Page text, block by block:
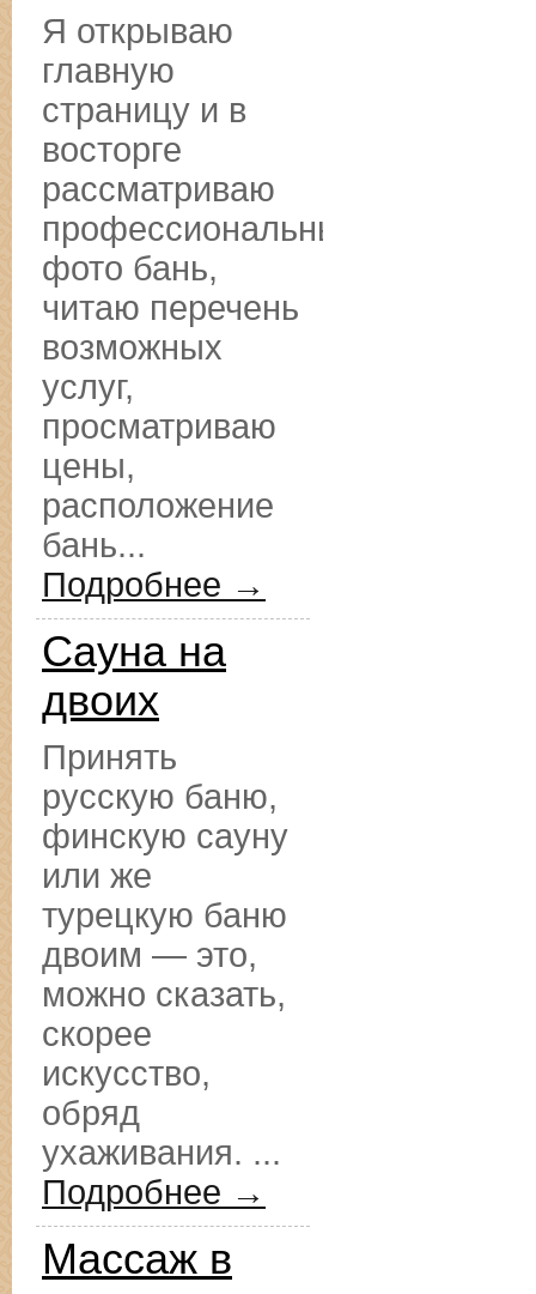
Я открываю
главную
страницу и в
восторге
рассматриваю
профессиональные
фото бань,
читаю перечень
возможных
услуг,
просматриваю
цены,
расположение
бань...
Подробнее →
Сауна на
двоих
Принять
русскую баню,
финскую сауну
или же
турецкую баню
двоим — это,
можно сказать,
скорее
искусство,
обряд
ухаживания. ...
Подробнее →
Массаж в